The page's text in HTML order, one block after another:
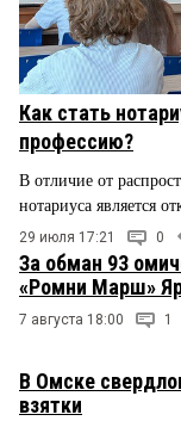
Как стать
профессию?
В отличие от
нотариуса является
29 июля 17:21 0
За обман 93
«Ромни Марш»
7 августа 18:00 1
В Омске
взятки